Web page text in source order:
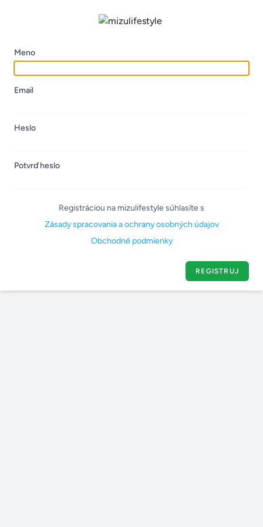
Meno
Email
Heslo
Potvrď heslo
Registráciou na mizulifestyle súhlasíte s
Zásady spracovania a ochrany osobných údajov
Obchodné podmienky
REGISTRUJ